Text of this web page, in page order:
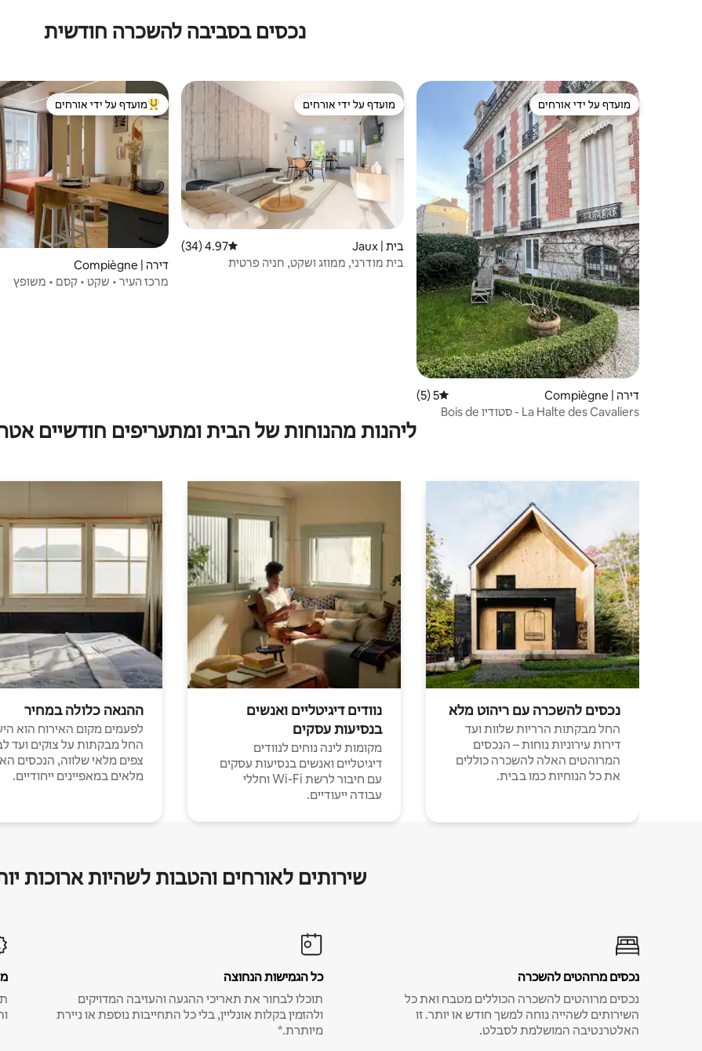
נכסים בסביבה להשכרה חודשית
מועדף על ידי אורחים
מועדף על ידי אורחים
דירה | Compiègne דירוג ממוצע של 5 מתוך 5, 5 ביקורות
5 (5)
La Halte des Cavaliers - סטודיו Bois de
מועדף על ידי אורחים
מועדף על ידי אורחים
בית | Jaux דירוג ממוצע של 4.97 מתוך 5, 34 ביקורות
4.97 (34)
בית מודרני, ממוזג ושקט, חניה פרטית
מוביל בקרב נכסים מועדפים על ידי
מועדף על ידי אורחים
דירה | Compiègne
מרכז העיר • שקט • קסם • משופץ
ליהנות מהנוחות של הבית ומתעריפים חודשיים
נכסים להשכרה עם ריהוט מלא
החל מבקתות הרריות שלוות ועד
דירות עירוניות נוחות – הנכסים
המרוהטים האלה להשכרה כוללים
את כל הנוחיות כמו בבית.
נוודים דיגיטליים ואנשים
בנסיעות עסקים
מקומות לינה נוחים לנוודים
דיגיטליים ואנשים בנסיעות עסקים
עם חיבור לרשת Wi-Fi וחללי
עבודה ייעודיים.
ההנאה כלולה במחיר
לפעמים מקום האירוח הוא
החל מבקתות על צוקים ועד
צפים מלאי שלווה, הנכסים
מלאים במאפיינים ייחודיים.
שירותים לאורחים והטבות לשהיות ארוכות
נכסים מרוהטים להשכרה
נכסים מרוהטים להשכרה הכוללים מטבח ואת כל
השירותים לשהייה נוחה למשך חודש או יותר. זו
האלטרנטיבה המושלמת לסבלט.
כל הגמישות הנחוצה
תוכלו לבחור את תאריכי ההגעה והעזיבה המדויקים
ולהזמין בקלות אונליין, בלי כל התחייבות נוספת או ניירת
מיותרת.*